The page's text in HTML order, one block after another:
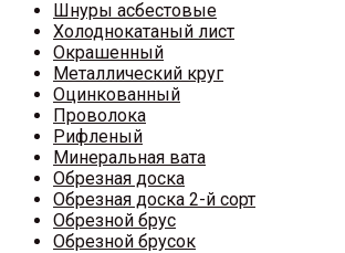
Шнуры асбестовые
Холоднокатаный лист
Окрашенный
Металлический круг
Оцинкованный
Проволока
Рифленый
Минеральная вата
Обрезная доска
Обрезная доска 2-й сорт
Обрезной брус
Обрезной брусок